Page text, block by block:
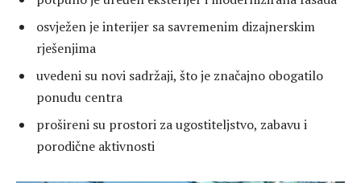
osvježen je interijer sa savremenim dizajnerskim
rješenjima
uvedeni su novi sadržaji, što je značajno obogatilo
ponudu centra
prošireni su prostori za ugostiteljstvo, zabavu i
porodične aktivnosti